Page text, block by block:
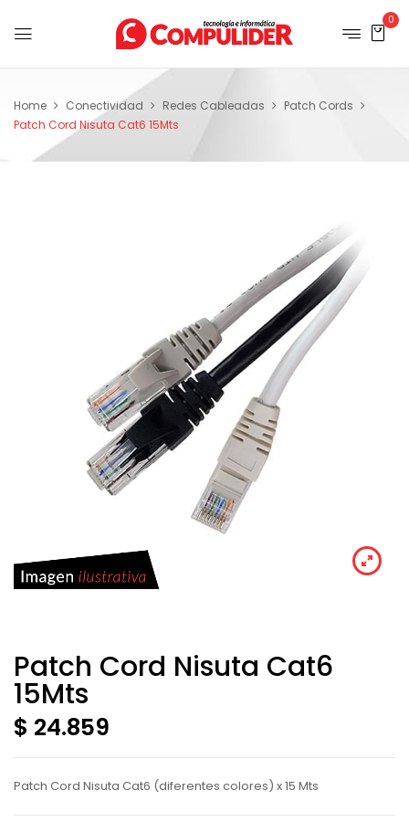
0
Home Conectividad Redes Cableadas
Patch Cords
Patch Cord Nisuta Cat6 15Mts
Patch Cord Nisuta Cat6
15Mts
$ 24.859
Patch Cord Nisuta Cat6 (diferentes colores) x 15 Mts